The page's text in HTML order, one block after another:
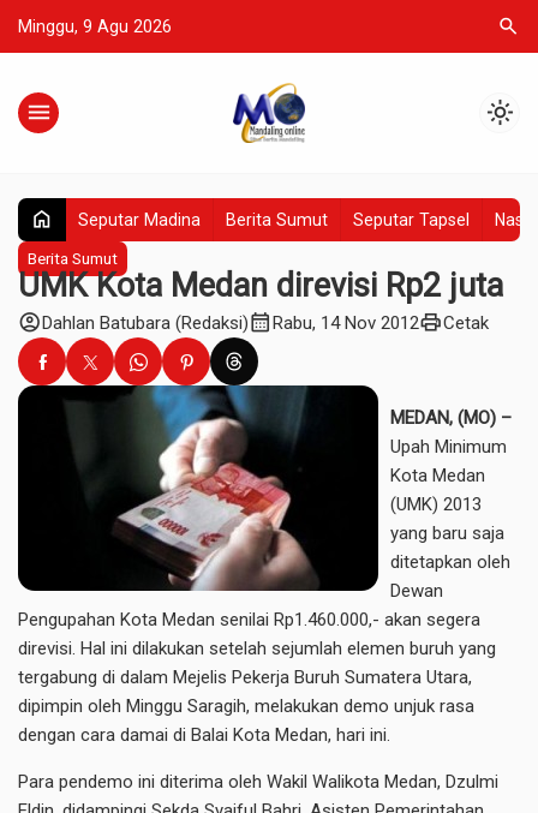
Minggu, 9 Agu 2026 search
menu light_mode
home Seputar Madina Berita Sumut Seputar Tapsel
Berita Sumut
UMK Kota Medan direvisi Rp2 juta
account_circleDahlan Batubara (Redaksi)calendar_monthRabu, 14 Nov 2012printCetak
MEDAN, (MO) –
Upah Minimum
Kota Medan
(UMK) 2013
yang baru saja
ditetapkan oleh
Dewan
Pengupahan Kota Medan senilai Rp1.460.000,- akan segera
direvisi. Hal ini dilakukan setelah sejumlah elemen buruh yang
tergabung di dalam Mejelis Pekerja Buruh Sumatera Utara,
dipimpin oleh Minggu Saragih, melakukan demo unjuk rasa
dengan cara damai di Balai Kota Medan, hari ini.
Para pendemo ini diterima oleh Wakil Walikota Medan, Dzulmi